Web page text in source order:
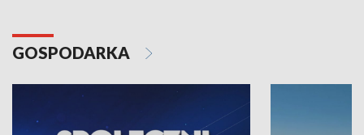
GOSPODARKA